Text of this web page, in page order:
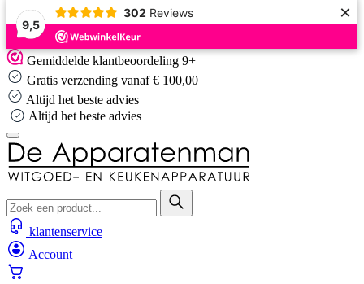
9,5
302 Reviews ×
Skip
to
content
Gemiddelde klantbeoordeling 9+
Gratis verzending vanaf € 100,00
Altijd het beste advies
Altijd het beste advies
klantenservice
Account